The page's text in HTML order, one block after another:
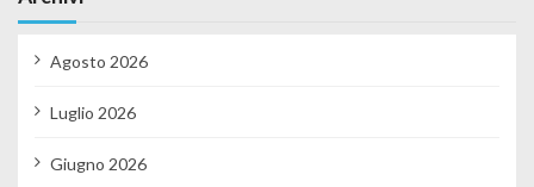
Agosto 2026
Luglio 2026
Giugno 2026